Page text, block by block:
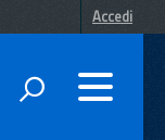
Accedi